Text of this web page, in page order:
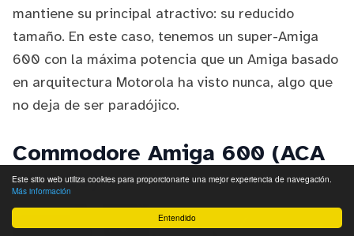
Entendido
Este sitio web utiliza cookies para proporcionarte una mejor experiencia de navegación.
Más información
mantiene su principal atractivo: su reducido
tamaño. En este caso, tenemos un super-Amiga
600 con la máxima potencia que un Amiga basado
en arquitectura Motorola ha visto nunca, algo que
no deja de ser paradójico.
Commodore Amiga 600 (ACA
630/25)